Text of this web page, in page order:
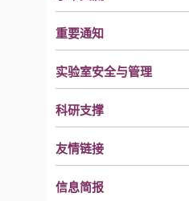
重要通知
实验室安全与管理
科研支撑
友情链接
信息简报